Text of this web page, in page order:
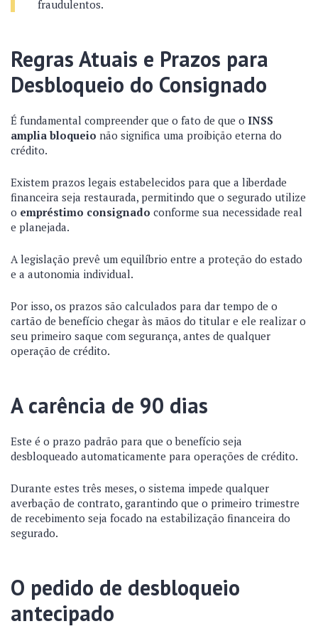
fraudulentos.
Regras Atuais e Prazos para
Desbloqueio do Consignado
É fundamental compreender que o fato de que o INSS
amplia bloqueio não significa uma proibição eterna do
crédito.
Existem prazos legais estabelecidos para que a liberdade
financeira seja restaurada, permitindo que o segurado utilize
o empréstimo consignado conforme sua necessidade real
e planejada.
A legislação prevê um equilíbrio entre a proteção do estado
e a autonomia individual.
Por isso, os prazos são calculados para dar tempo de o
cartão de benefício chegar às mãos do titular e ele realizar o
seu primeiro saque com segurança, antes de qualquer
operação de crédito.
A carência de 90 dias
Este é o prazo padrão para que o benefício seja
desbloqueado automaticamente para operações de crédito.
Durante estes três meses, o sistema impede qualquer
averbação de contrato, garantindo que o primeiro trimestre
de recebimento seja focado na estabilização financeira do
segurado.
O pedido de desbloqueio
antecipado